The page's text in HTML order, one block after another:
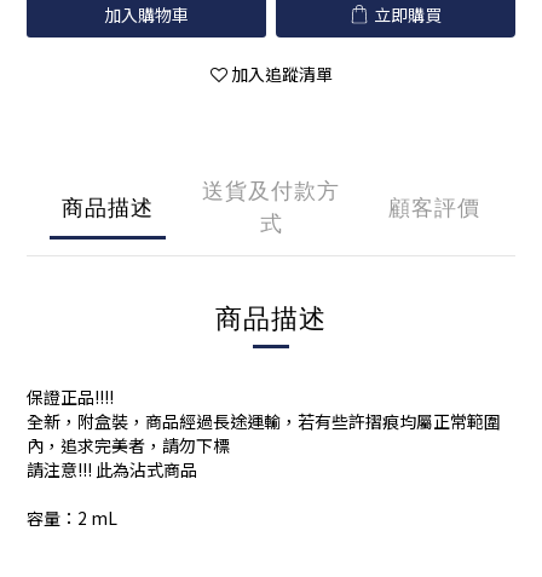
加入購物車 立即購買
加入追蹤清單
商品描述
送貨及付款方
式
顧客評價
商品描述
保證正品!!!!
全新，附盒裝，商品經過長途運輸，若有些許摺痕均屬正常範圍
內，追求完美者，請勿下標
請注意!!! 此為沾式商品
容量：2 mL